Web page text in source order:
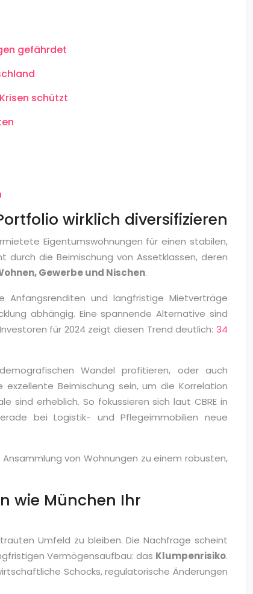
gefährdet
schützt
wirklich diversifizieren
Eigentumswohnungen für einen stabilen,
die Beimischung von Assetklassen, deren
Gewerbe und Nischen.
Anfangsrenditen und langfristige Mietverträge
abhängig. Eine spannende Alternative sind
für 2024 zeigt diesen Trend deutlich: 34
Wandel profitieren, oder auch
Beimischung sein, um die Korrelation
sind erheblich. So fokussieren sich laut CBRE in
bei Logistik- und Pflegeimmobilien neue
von Wohnungen zu einem robusten,
wie München Ihr
Umfeld zu bleiben. Die Nachfrage scheint
Vermögensaufbau: das Klumpenrisiko.
Schocks, regulatorische Änderungen